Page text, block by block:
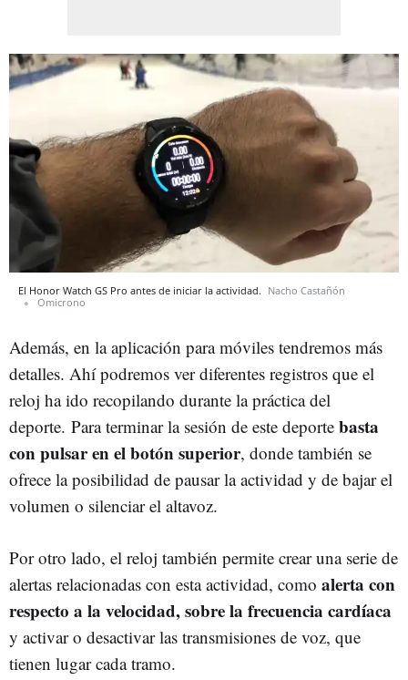
El Honor Watch GS Pro antes de iniciar la actividad. Nacho Castañón
Omicrono
Además, en la aplicación para móviles tendremos más
detalles. Ahí podremos ver diferentes registros que el
reloj ha ido recopilando durante la práctica del
deporte. Para terminar la sesión de este deporte basta
con pulsar en el botón superior, donde también se
ofrece la posibilidad de pausar la actividad y de bajar el
volumen o silenciar el altavoz.
Por otro lado, el reloj también permite crear una serie de
alertas relacionadas con esta actividad, como alerta con
respecto a la velocidad, sobre la frecuencia cardíaca
y activar o desactivar las transmisiones de voz, que
tienen lugar cada tramo.